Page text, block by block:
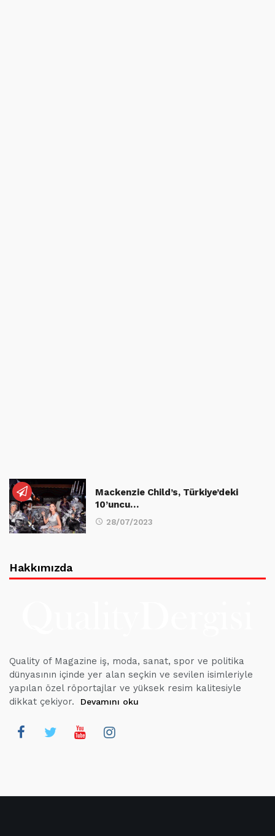
Mackenzie Child’s, Türkiye’deki
10’uncu…
28/07/2023
Hakkımızda
Quality of Magazine iş, moda, sanat, spor ve politika
dünyasının içinde yer alan seçkin ve sevilen isimleriyle
yapılan özel röportajlar ve yüksek resim kalitesiyle
dikkat çekiyor.
Devamını oku